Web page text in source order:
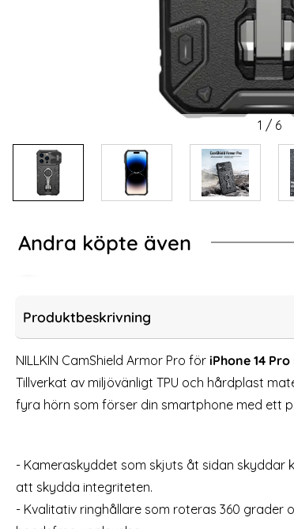
1 / 6
Andra köpte även
Härdat glas
Produktbeskrivning
NILLKIN CamShield Armor Pro för iPhone 14 Pro
Tillverkat av miljövänligt TPU och hårdplast
fyra hörn som förser din smartphone med ett
- Kameraskyddet som skjuts åt sidan skyddar
att skydda integriteten.
- Kvalitativ ringhållare som roteras 360 grader